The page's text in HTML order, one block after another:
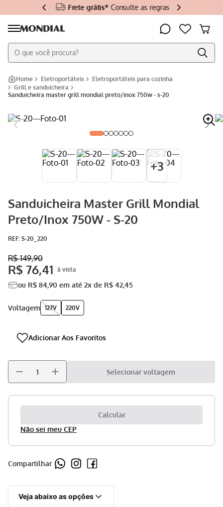
Frete grátis* Consulte as regras
O que você procura?
eletroportáteis
eletroportáteis para cozinha
grill e sanduicheira
sanduicheira master grill mondial preto/inox 750w - s-20
+3
Sanduicheira Master Grill Mondial
Preto/Inox 750W - S-20
: S-20_220
R$ 149,90
R$ 76,41
ou R$ 84,90 em até 2x de R$ 42,45
voltagem 127V 220V
Selecionar voltagem
Não sei meu CEP
Compartilhar
Veja abaixo as opções
Termos mais buscados
1º Aiwa
2º Air Fryer
Sanduicheira
Microondas
Cafeteira
7º Escova Secadora
8º Tv
9º Fone
10ºEscova Rotativa